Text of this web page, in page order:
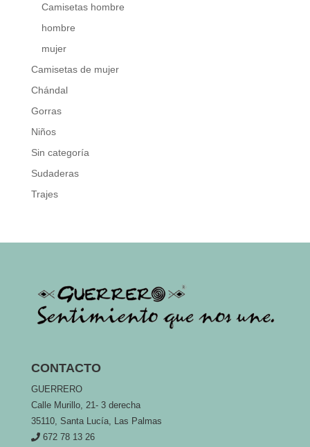
Camisetas hombre
hombre
mujer
Camisetas de mujer
Chándal
Gorras
Niños
Sin categoría
Sudaderas
Trajes
CONTACTO
GUERRERO
Calle Murillo, 21- 3 derecha
35110, Santa Lucía, Las Palmas
672 78 13 26